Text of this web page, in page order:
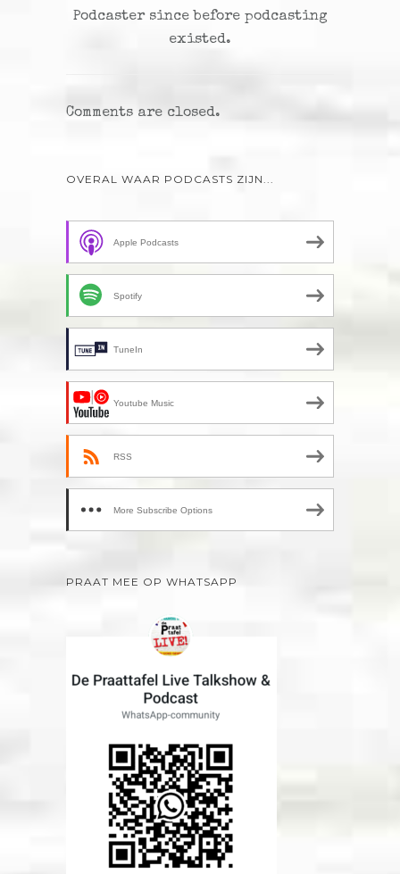
Podcaster since before podcasting
existed.
Comments are closed.
OVERAL WAAR PODCASTS ZIJN...
Apple Podcasts
Spotify
TuneIn
Youtube Music
RSS
More Subscribe Options
PRAAT MEE OP WHATSAPP